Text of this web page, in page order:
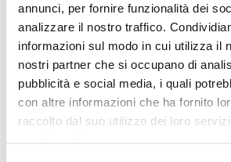
annunci, per fornire funzionalità dei
analizzare il nostro traffico.
informazioni sul modo in cui utilizza il
nostri partner che si occupano di
pubblicità e social media, i quali
con altre informazioni che ha fornito
raccolto dal suo utilizzo dei loro
province of Florence.
From February 2017 until today is
the National Forum of the Third
member of the National Council
and Development (CNCS) of the